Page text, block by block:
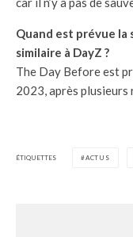
Quand est prévue la
similaire à DayZ ?
The Day Before est
2023, après plusieurs
ÉTIQUETTES ACTUS